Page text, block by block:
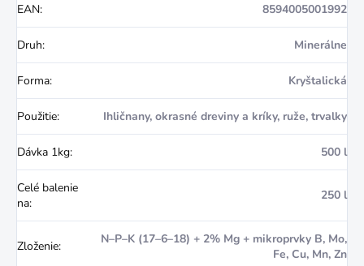
EAN: 8594005001992
Druh: Minerálne
Forma: Kryštalická
Použitie: Ihličnany, okrasné dreviny a kríky, ruže, trvalky
Dávka 1kg: 500 l
Celé balenie
na:
250 l
Zloženie:
N–P–K (17–6–18) + 2% Mg + mikroprvky B, Mo,
Fe, Cu, Mn, Zn